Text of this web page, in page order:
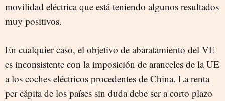
movilidad eléctrica que está teniendo algunos resultados
muy positivos.
En cualquier caso, el objetivo de abaratamiento del VE
es inconsistente con la imposición de aranceles de la UE
a los coches eléctricos procedentes de China. La renta
per cápita de los países sin duda debe ser a corto plazo